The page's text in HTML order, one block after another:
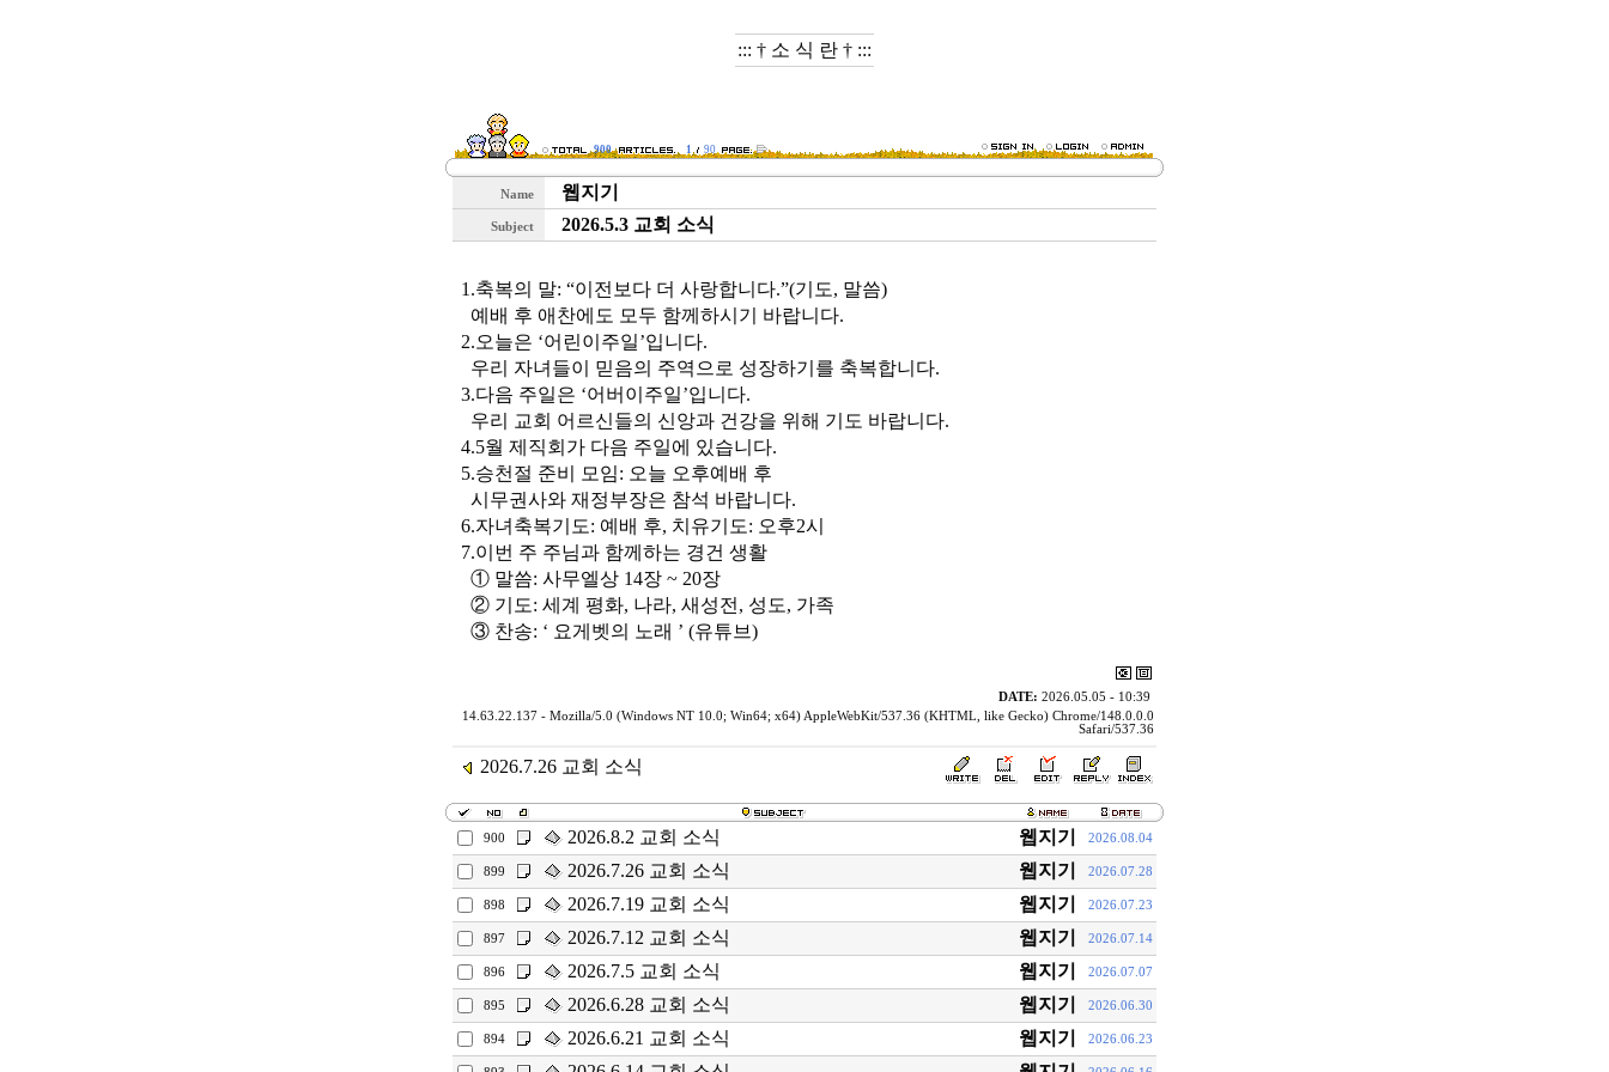
::: † 소 식 란 † :::
900 1 90
Name 웹지기
Subject 2026.5.3 교회 소식
1.축복의 말: “이전보다 더 사랑합니다.”(기도, 말씀)
예배 후 애찬에도 모두 함께하시기 바랍니다.
2.오늘은 ‘어린이주일’입니다.
우리 자녀들이 믿음의 주역으로 성장하기를 축복합니다.
3.다음 주일은 ‘어버이주일’입니다.
우리 교회 어르신들의 신앙과 건강을 위해 기도 바랍니다.
4.5월 제직회가 다음 주일에 있습니다.
5.승천절 준비 모임: 오늘 오후예배 후
시무권사와 재정부장은 참석 바랍니다.
6.자녀축복기도: 예배 후, 치유기도: 오후2시
7.이번 주 주님과 함께하는 경건 생활
① 말씀: 사무엘상 14장 ~ 20장
② 기도: 세계 평화, 나라, 새성전, 성도, 가족
③ 찬송: ‘ 요게벳의 노래 ’ (유튜브)
DATE: 2026.05.05 - 10:39
14.63.22.137 - Mozilla/5.0 (Windows NT 10.0; Win64; x64) AppleWebKit/537.36 (KHTML, like Gecko) Chrome/148.0.0.0
Safari/537.36
2026.7.26 교회 소식
900 2026.8.2 교회 소식 웹지기 2026.08.04
899 2026.7.26 교회 소식 웹지기 2026.07.28
898 2026.7.19 교회 소식 웹지기 2026.07.23
897 2026.7.12 교회 소식 웹지기 2026.07.14
896 2026.7.5 교회 소식 웹지기 2026.07.07
895 2026.6.28 교회 소식 웹지기 2026.06.30
894 2026.6.21 교회 소식 웹지기 2026.06.23